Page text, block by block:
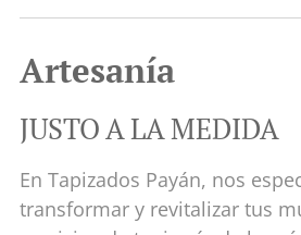
Artesanía
JUSTO A LA MEDIDA
En Tapizados Payán, nos
transformar y revitalizar tus